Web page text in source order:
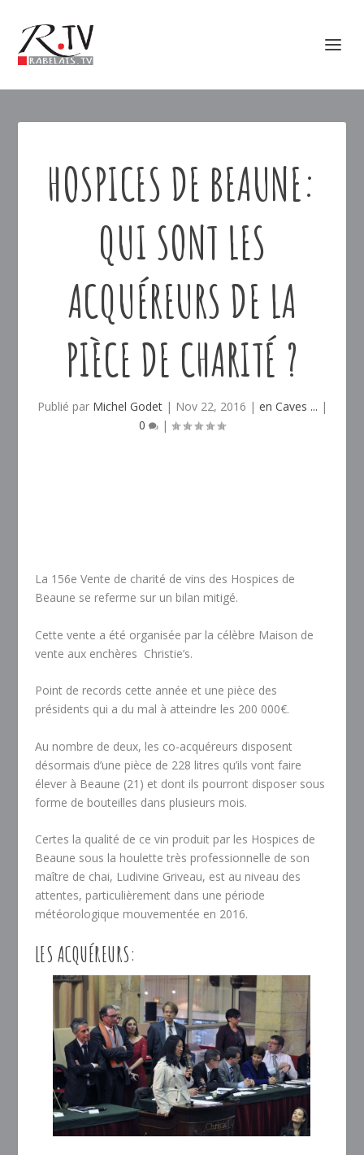
HOSPICES DE BEAUNE:
QUI SONT LES
ACQUÉREURS DE LA
PIÈCE DE CHARITÉ ?
Publié par Michel Godet| Nov 22, 2016 | en Caves ... |
0
|
La 156e Vente de charité de vins des Hospices de
Beaune se referme sur un bilan mitigé.
Cette vente a été organisée par la célèbre Maison de
vente aux enchères Christie’s.
Point de records cette année et une pièce des
présidents qui a du mal à atteindre les 200 000€.
Au nombre de deux, les co-acquéreurs disposent
désormais d’une pièce de 228 litres qu’ils vont faire
élever à Beaune (21) et dont ils pourront disposer sous
forme de bouteilles dans plusieurs mois.
Certes la qualité de ce vin produit par les Hospices de
Beaune sous la houlette très professionnelle de son
maître de chai, Ludivine Griveau, est au niveau des
attentes, particulièrement dans une période
météorologique mouvementée en 2016.
LES ACQUÉREURS: